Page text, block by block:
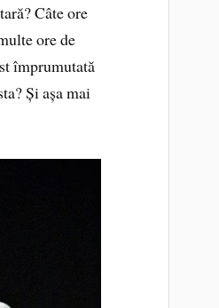
Câte ore
ore de
împrumutată
Și așa mai